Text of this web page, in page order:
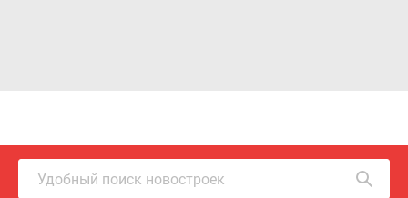
Удобный поиск новостроек